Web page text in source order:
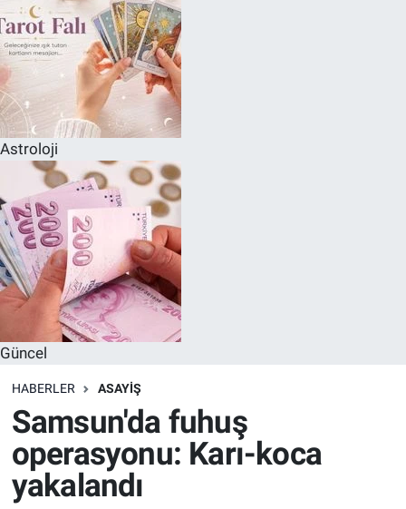
Astroloji
Güncel
HABERLER ASAYIŞ
Samsun'da fuhuş
operasyonu: Karı-koca
yakalandı